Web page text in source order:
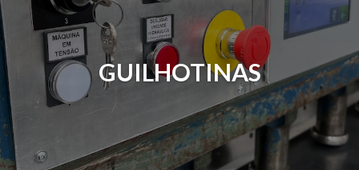
GUILHOTINAS